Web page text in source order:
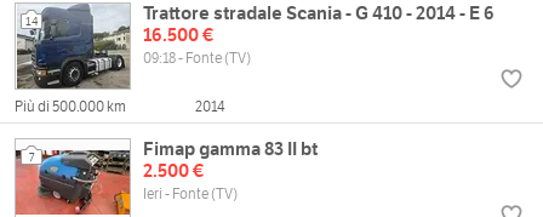
14
Trattore stradale Scania - G 410 - 2014 - E 6
16.500 €
09:18 - Fonte (TV)
Più di 500.000 km 2014
7
Fimap gamma 83 II bt
2.500 €
Ieri - Fonte (TV)